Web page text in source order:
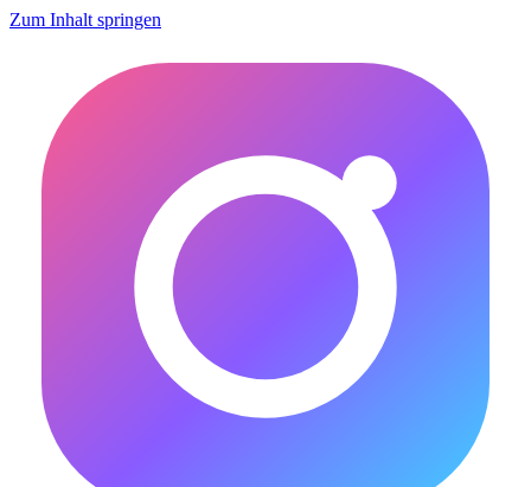
Zum Inhalt springen